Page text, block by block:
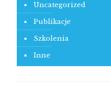
Uncategorized
Publikacje
Szkolenia
Inne